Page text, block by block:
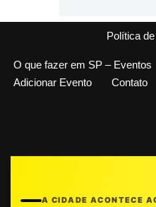
Política
O que fazer em SP – Eventos
Adicionar Evento
Contato
A CIDADE ACONTECE